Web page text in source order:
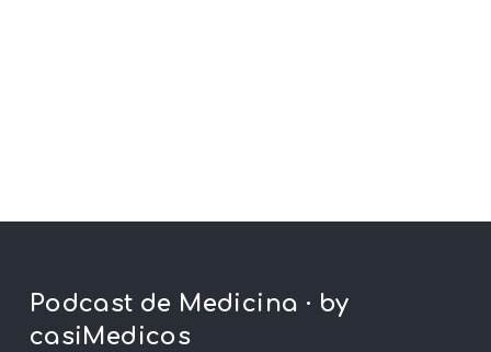
Podcast de Medicina · by
casiMedicos